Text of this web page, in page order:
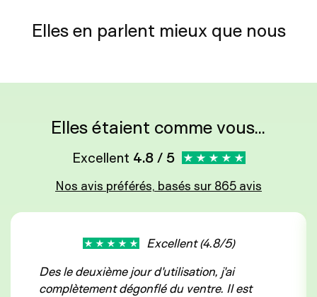
Elles en parlent mieux que nous
Elles étaient comme vous...
Excellent 4.8 / 5
Nos avis préférés, basés sur 865 avis
Excellent (4.8/5)
Des le deuxième jour d'utilisation, j'ai
complètement dégonflé du ventre. Il est